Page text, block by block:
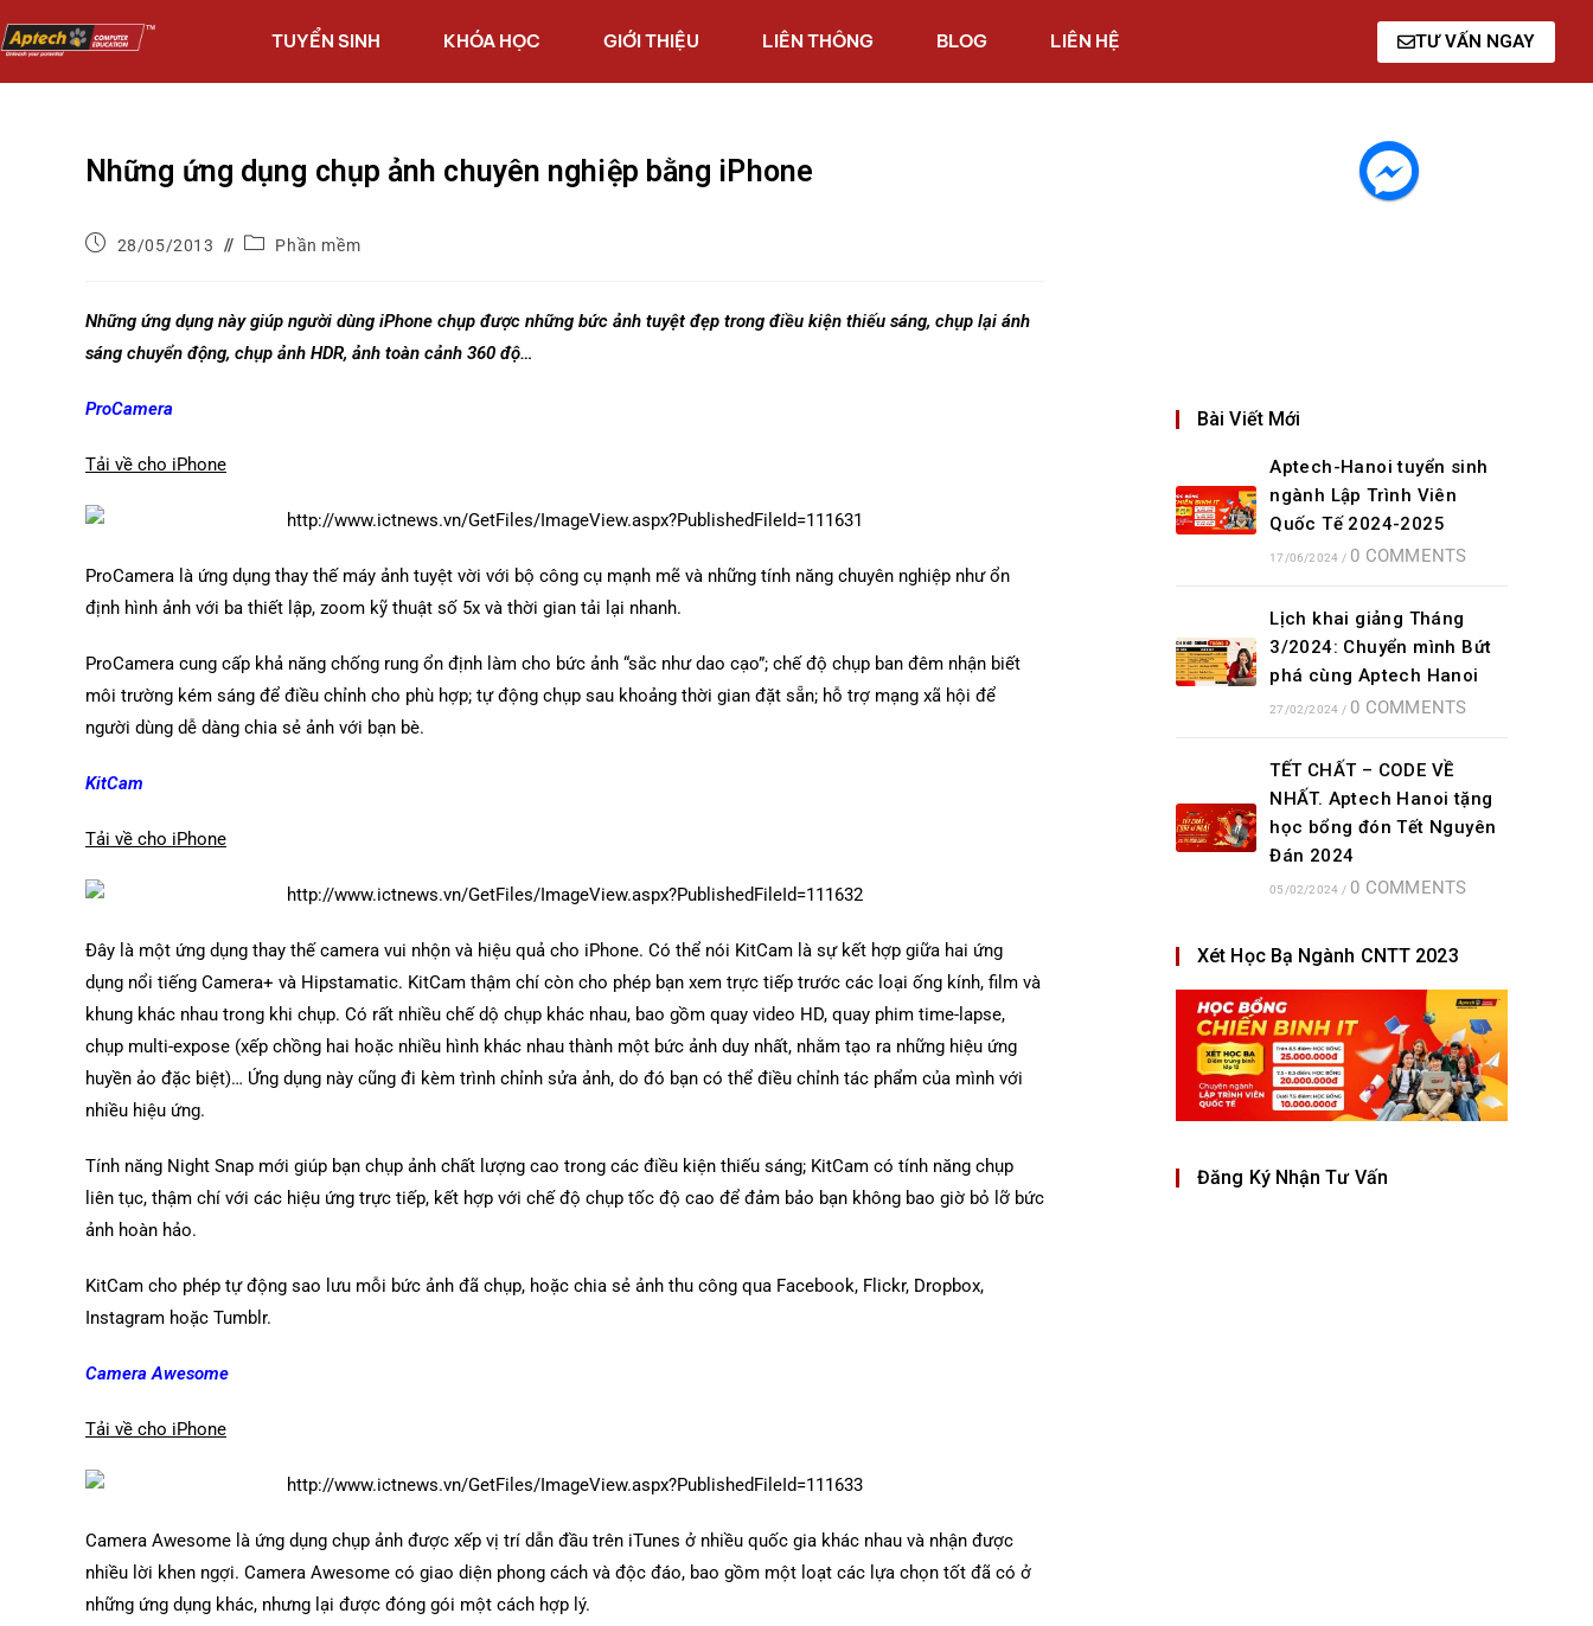
TUYỂN SINH KHÓA HỌC GIỚI THIỆU LIÊN THÔNG BLOG LIÊN HỆ TƯ VẤN NGAY
Những ứng dụng chụp ảnh chuyên nghiệp bằng iPhone
28/05/2013 Phần mềm
Những ứng dụng này giúp người dùng iPhone chụp được những bức ảnh tuyệt đẹp trong điều kiện thiếu sáng, chụp lại ánh
sáng chuyển động, chụp ảnh HDR, ảnh toàn cảnh 360 độ…
ProCamera
Tải về cho iPhone
ProCamera là ứng dụng thay thế máy ảnh tuyệt vời với bộ công cụ mạnh mẽ và những tính năng chuyên nghiệp như ổn
định hình ảnh với ba thiết lập, zoom kỹ thuật số 5x và thời gian tải lại nhanh.
ProCamera cung cấp khả năng chống rung ổn định làm cho bức ảnh “sắc như dao cạo”; chế độ chụp ban đêm nhận biết
môi trường kém sáng để điều chỉnh cho phù hợp; tự động chụp sau khoảng thời gian đặt sẵn; hỗ trợ mạng xã hội để
người dùng dễ dàng chia sẻ ảnh với bạn bè.
KitCam
Tải về cho iPhone
Đây là một ứng dụng thay thế camera vui nhộn và hiệu quả cho iPhone. Có thể nói KitCam là sự kết hợp giữa hai ứng
dụng nổi tiếng Camera+ và Hipstamatic. KitCam thậm chí còn cho phép bạn xem trực tiếp trước các loại ống kính, film và
khung khác nhau trong khi chụp. Có rất nhiều chế dộ chụp khác nhau, bao gồm quay video HD, quay phim time-lapse,
chụp multi-expose (xếp chồng hai hoặc nhiều hình khác nhau thành một bức ảnh duy nhất, nhằm tạo ra những hiệu ứng
huyền ảo đặc biệt)… Ứng dụng này cũng đi kèm trình chỉnh sửa ảnh, do đó bạn có thể điều chỉnh tác phẩm của mình với
nhiều hiệu ứng.
Tính năng Night Snap mới giúp bạn chụp ảnh chất lượng cao trong các điều kiện thiếu sáng; KitCam có tính năng chụp
liên tục, thậm chí với các hiệu ứng trực tiếp, kết hợp với chế độ chụp tốc độ cao để đảm bảo bạn không bao giờ bỏ lỡ bức
ảnh hoàn hảo.
KitCam cho phép tự động sao lưu mỗi bức ảnh đã chụp, hoặc chia sẻ ảnh thu công qua Facebook, Flickr, Dropbox,
Instagram hoặc Tumblr.
Camera Awesome
Tải về cho iPhone
Camera Awesome là ứng dụng chụp ảnh được xếp vị trí dẫn đầu trên iTunes ở nhiều quốc gia khác nhau và nhận được
nhiều lời khen ngợi. Camera Awesome có giao diện phong cách và độc đáo, bao gồm một loạt các lựa chọn tốt đã có ở
những ứng dụng khác, nhưng lại được đóng gói một cách hợp lý.
Bài Viết Mới
Aptech-Hanoi tuyển sinh
ngành Lập Trình Viên
Quốc Tế 2024-2025
17/06/2024 / 0 COMMENTS
Lịch khai giảng Tháng
3/2024: Chuyển mình Bứt
phá cùng Aptech Hanoi
27/02/2024 / 0 COMMENTS
TẾT CHẤT – CODE VỀ
NHẤT. Aptech Hanoi tặng
học bổng đón Tết Nguyên
Đán 2024
05/02/2024 / 0 COMMENTS
Xét Học Bạ Ngành CNTT 2023
Đăng Ký Nhận Tư Vấn